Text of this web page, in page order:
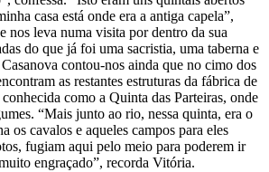
casa está onde era a antiga capela”,
nos leva numa visita por dentro da sua
do que já foi uma sacristia, uma taberna e
contou-nos ainda que no cimo dos
as restantes estruturas da fábrica de
como a Quinta das Parteiras, onde
“Mais junto ao rio, nessa quinta, era o
os cavalos e aqueles campos para eles
fugiam aqui pelo meio para poderem ir
engraçado”, recorda Vitória.